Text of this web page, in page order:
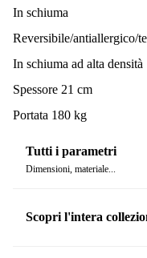
Il materasso è anche
Nota bene:Il materasso
importante disimballarlo
+/- 3 cm.
In schiuma
Reversibile/antiallergico/
In schiuma ad alta densità
Spessore 21 cm
Portata 180 kg
Tutti i parametri
Dimensioni, materiale...
Scopri l'intera